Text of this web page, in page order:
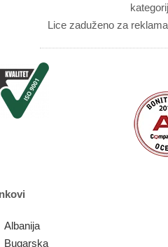
Lice zaduženo za
Albanija
Bugarska